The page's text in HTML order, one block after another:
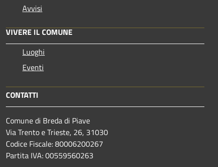
Avvisi
VIVERE IL COMUNE
Luoghi
Eventi
CONTATTI
Comune di Breda di Piave
Via Trento e Trieste, 26, 31030
Codice Fiscale: 80006200267
Partita IVA: 00559560263